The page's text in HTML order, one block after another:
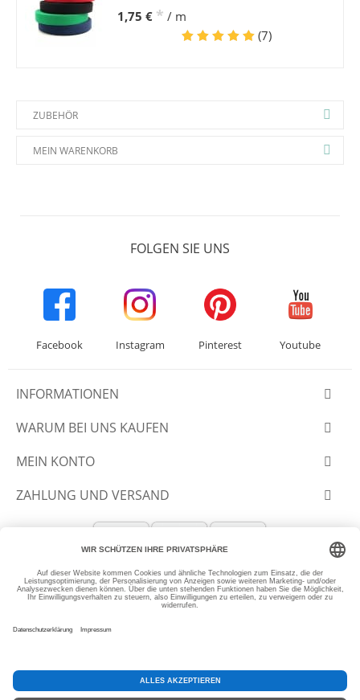
1,75 € * / m
(7)
ZUBEHÖR
MEIN WARENKORB
FOLGEN SIE UNS
Facebook Instagram Pinterest Youtube
INFORMATIONEN
WARUM BEI UNS KAUFEN
MEIN KONTO
ZAHLUNG UND VERSAND